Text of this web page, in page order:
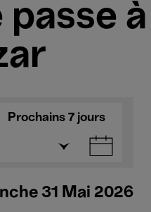
passe à
Prochains 7 jours
31 Mai 2026